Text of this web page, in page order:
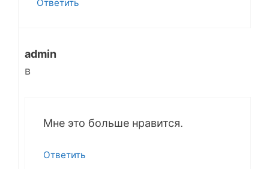
Ответить
admin
в
Мне это больше нравится.
Ответить